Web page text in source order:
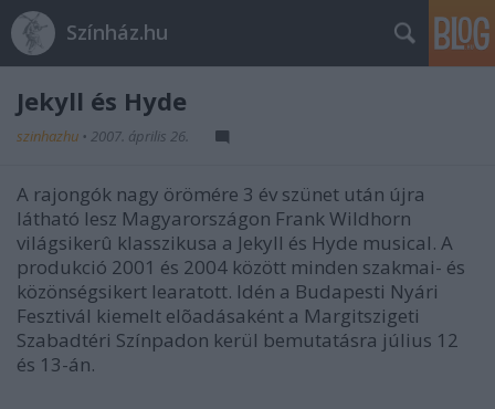
Színház.hu
Jekyll és Hyde
szinhazhu • 2007. április 26.
A rajongók nagy örömére 3 év szünet után újra
látható lesz Magyarországon Frank Wildhorn
világsikerû klasszikusa a Jekyll és Hyde musical. A
produkció 2001 és 2004 között minden szakmai- és
közönségsikert learatott. Idén a Budapesti Nyári
Fesztivál kiemelt elõadásaként a Margitszigeti
Szabadtéri Színpadon kerül bemutatásra július 12
és 13-án.